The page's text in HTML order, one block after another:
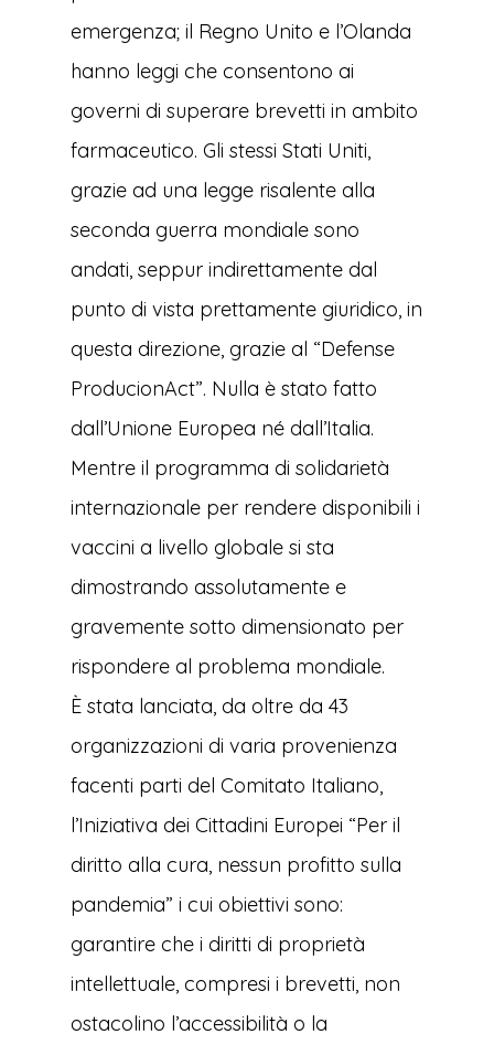
emergenza; il Regno Unito e l’Olanda
hanno leggi che consentono ai
governi di superare brevetti in ambito
farmaceutico. Gli stessi Stati Uniti,
grazie ad una legge risalente alla
seconda guerra mondiale sono
andati, seppur indirettamente dal
punto di vista prettamente giuridico, in
questa direzione, grazie al “Defense
ProducionAct”. Nulla è stato fatto
dall’Unione Europea né dall’Italia.
Mentre il programma di solidarietà
internazionale per rendere disponibili i
vaccini a livello globale si sta
dimostrando assolutamente e
gravemente sotto dimensionato per
rispondere al problema mondiale.
È stata lanciata, da oltre da 43
organizzazioni di varia provenienza
facenti parti del Comitato Italiano,
l’Iniziativa dei Cittadini Europei “Per il
diritto alla cura, nessun profitto sulla
pandemia” i cui obiettivi sono:
garantire che i diritti di proprietà
intellettuale, compresi i brevetti, non
ostacolino l’accessibilità o la